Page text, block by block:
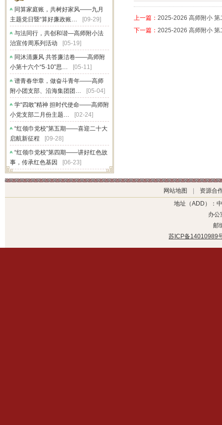
同算家庭账，共树好家风——九月
主题党日暨“算好廉政账…
[09-29]
与法同行，共创和谐—高师附小法
治宣传周系列活动
[05-19]
同沐清廉风 共答廉洁卷——高师附
小第十六个“5·10”思…
[05-11]
谱青春华章，做奋斗青年——高师
附小团支部、沿海集团团…
[05-04]
学“四敢”精神 担时代使命——高师附
小党支部二月份主题…
[02-24]
“红领巾党校”第五期——喜迎二十大
启航新征程
[09-28]
“红领巾党校”第四期——讲好红色故
事，传承红色基因
[06-23]
上一篇： 2025-2026 高师附小 第
下一篇： 2025-2026 高师附小 第
网站地图
资源合
地址（ADD）：
办公
邮
苏ICP备14010989